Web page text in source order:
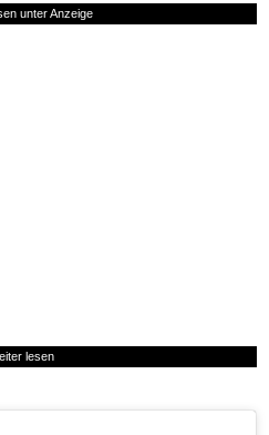
unter Anzeige
lesen